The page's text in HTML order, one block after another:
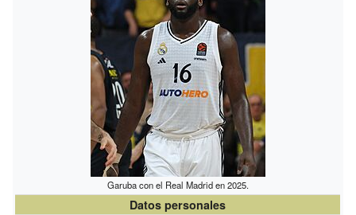
Garuba con el Real Madrid en 2025.
Datos personales